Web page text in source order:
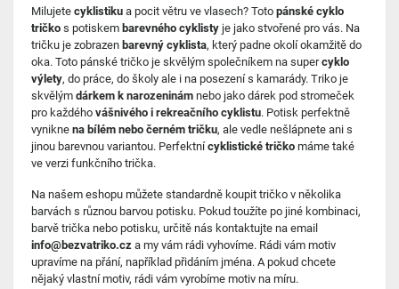
Milujete cyklistiku a pocit větru ve vlasech? Toto pánské cyklo
tričko s potiskem barevného cyklisty je jako stvořené pro vás. Na
tričku je zobrazen barevný cyklista, který padne okolí okamžitě do
oka. Toto pánské tričko je skvělým společníkem na supercyklo
výlety, do práce, do školy ale i na posezení s kamarády. Triko je
skvělým dárkem k narozeninám nebo jako dárek pod stromeček
pro každého vášnivého i rekreačního cyklistu. Potisk perfektně
vynikne na bílém nebo černém tričku, ale vedle nešlápnete ani s
jinou barevnou variantou. Perfektnícyklistické tričko máme také
ve verzi funkčního trička.
Na našem eshopu můžete standardně koupit tričko v několika
barvách s různou barvou potisku. Pokud toužíte po jiné kombinaci,
barvě trička nebo potisku, určitě nás kontaktujte na email
info@bezvatriko.cz a my vám rádi vyhovíme. Rádi vám motiv
upravíme na přání, například přidáním jména. A pokud chcete
nějaký vlastní motiv, rádi vám vyrobíme motiv na míru.